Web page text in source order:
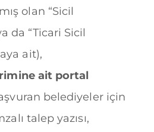
olan “Sicil
da “Ticari Sicil
ait),
ait portal
belediyeler için
talep yazısı,